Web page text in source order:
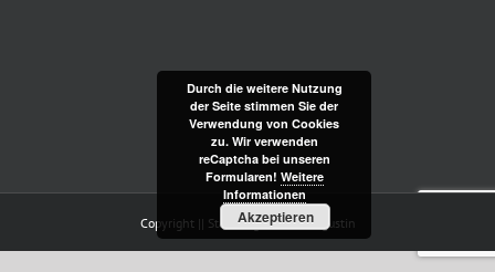
Copyright || Staudengärtnerei Augustin
Durch die weitere Nutzung
der Seite stimmen Sie der
Verwendung von Cookies
zu. Wir verwenden
reCaptcha bei unseren
Formularen! Weitere
Informationen
Akzeptieren